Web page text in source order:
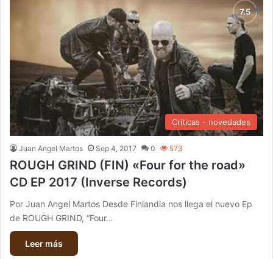
Criticas - novedades
Juan Angel Martos Sep 4, 2017 0 573
ROUGH GRIND (FIN) «Four for the road»
CD EP 2017 (Inverse Records)
Por Juan Angel Martos Desde Finlandia nos llega el nuevo Ep
de ROUGH GRIND, “Four…
Leer más